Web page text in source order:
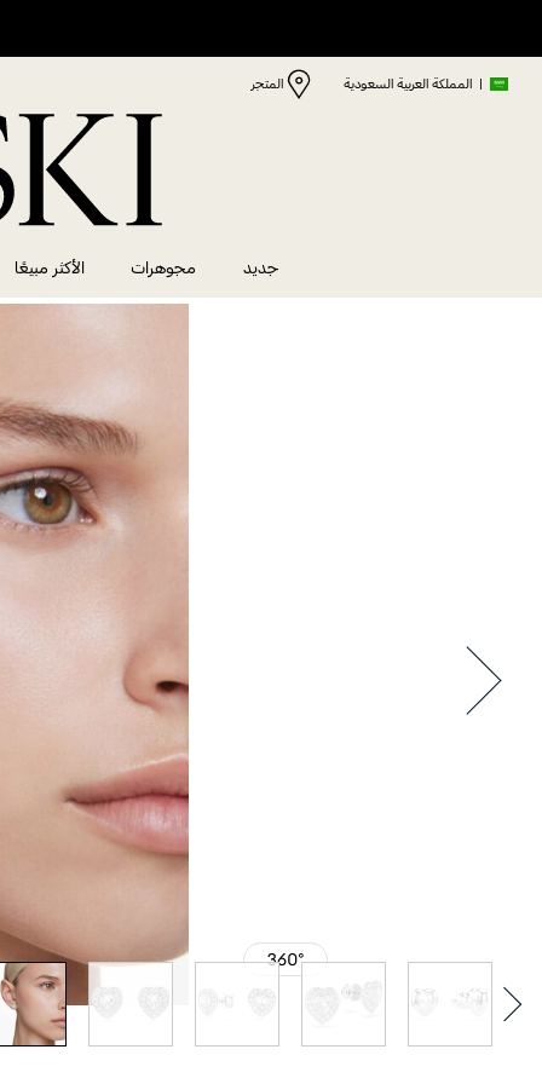
| المملكة العربية السعودية المتجر
جديد مجوهرات الأكثر مبيعًا